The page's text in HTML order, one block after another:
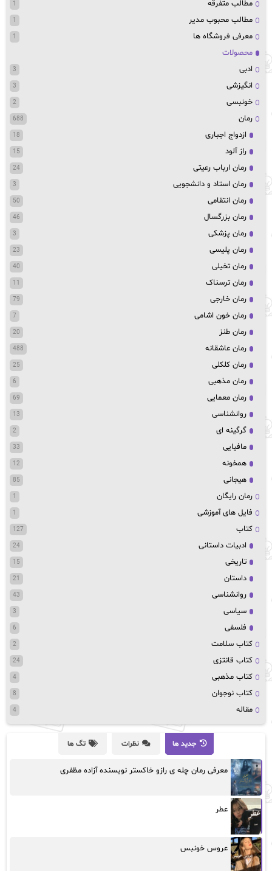
مطالب متفرقه 1
مطالب محبوب مدیر 1
معرفی فروشگاه ها 1
محصولات
ادبی
3
انگیزشی 3
خونبسی 2
رمان 688
ازدواج اجباری 18
راز آلود 15
رمان ارباب رعیتی 24
رمان استاد و دانشجویی 3
رمان انتقامی 50
رمان بزرگسال 46
رمان پزشکی 3
رمان پلیسی 23
رمان تخیلی 40
رمان ترسناک 11
رمان خارجی 79
رمان خون اشامی 7
رمان طنز 20
رمان عاشقانه 488
رمان کلکلی 25
رمان مذهبی 6
رمان معمایی 69
روانشناسی 13
گرگینه ای 2
مافیایی 33
همخونه 12
هیجانی 85
رمان رایگان 1
فایل های آموزشی 1
کتاب 127
ادبیات داستانی 24
تاریخی 15
داستان 21
روانشناسی 43
سیاسی 3
فلسفی 6
کتاب سلامت 2
کتاب قانتزی 24
کتاب مذهبی 4
کتاب نوجوان 8
مقاله 4
جدید ها نظرات تگ ها
معرفی رمان چله ی رازو خاکستر نویسنده آزاده مظفری
عطر
عروس خونبس